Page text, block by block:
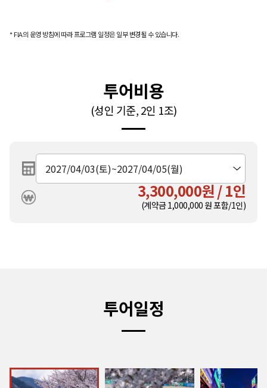
* FIA의 운영 방침에 따라 프로그램 일정은 일부 변경될 수 있습니다.
투어비용
(성인 기준, 2인 1조)
3,300,000원 / 1인
(계약금1,000,000 원 포함/1인)
투어일정